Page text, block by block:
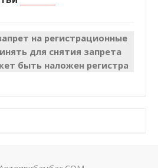
на регистрационные
для снятия запрета
быть наложен